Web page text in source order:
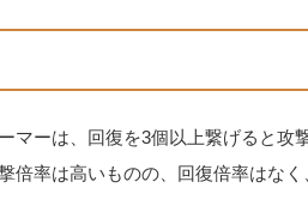
マーは、回復を3個以上繋げると攻
倍率は高いものの、回復倍率はなく